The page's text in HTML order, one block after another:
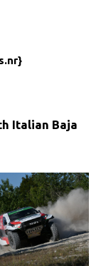
Italian Baja